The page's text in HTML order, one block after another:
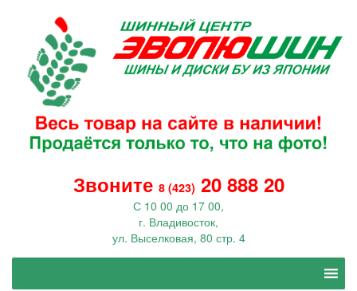
Звоните 8 (423) 20 888 20
С 10 00 до 17 00,
г. Владивосток,
ул. Выселковая, 80 стр. 4